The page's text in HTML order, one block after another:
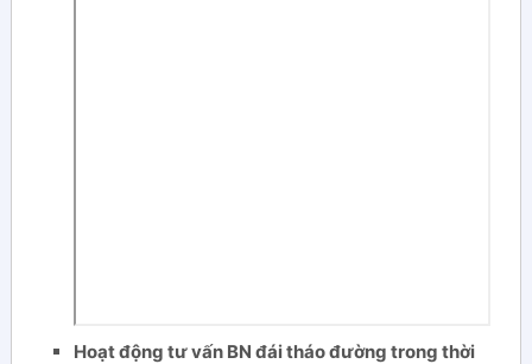
Hoạt động tư vấn BN đái tháo đường trong thời